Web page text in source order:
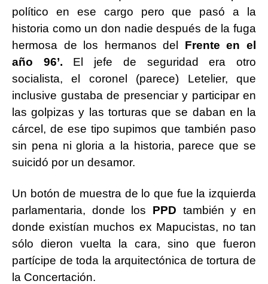
político en ese cargo pero que pasó a la
historia como un don nadie después de la fuga
hermosa de los hermanos del Frente en el
año 96’. El jefe de seguridad era otro
socialista, el coronel (parece) Letelier, que
inclusive gustaba de presenciar y participar en
las golpizas y las torturas que se daban en la
cárcel, de ese tipo supimos que también paso
sin pena ni gloria a la historia, parece que se
suicidó por un desamor.
Un botón de muestra de lo que fue la izquierda
parlamentaria, donde los PPD también y en
donde existían muchos ex Mapucistas, no tan
sólo dieron vuelta la cara, sino que fueron
partícipe de toda la arquitectónica de tortura de
la Concertación.